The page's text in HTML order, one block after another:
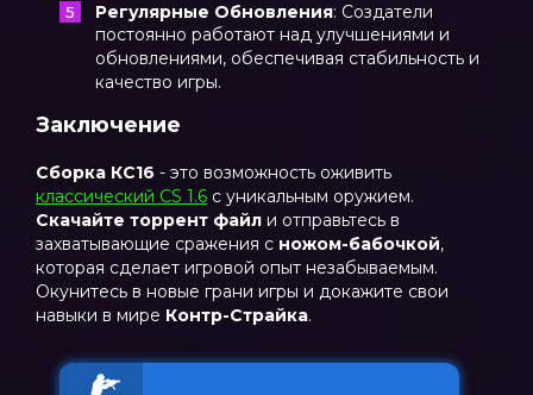
Регулярные Обновления: Создатели
постоянно работают над улучшениями и
обновлениями, обеспечивая стабильность и
качество игры.
Заключение
Сборка КС16 - это возможность оживить
классический CS 1.6 с уникальным оружием.
Скачайте торрент файл и отправьтесь в
захватывающие сражения с ножом-бабочкой,
которая сделает игровой опыт незабываемым.
Окунитесь в новые грани игры и докажите свои
навыки в мире Контр-Страйка.